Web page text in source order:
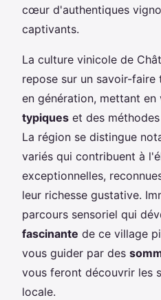
cœur d'authentiques
captivants.
La culture vinicole de
repose sur un savoir-
en génération, mettant en
typiques et des
La région se distingue
variés qui contribuent à
exceptionnelles,
leur richesse gustative.
parcours sensoriel qui
fascinante de ce village
vous guider par des
vous feront découvrir les
locale.